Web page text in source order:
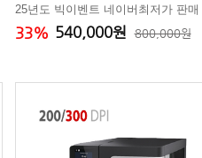
25년도 빅이벤트 네이버최저가 판매
33% 540,000원 800,000원